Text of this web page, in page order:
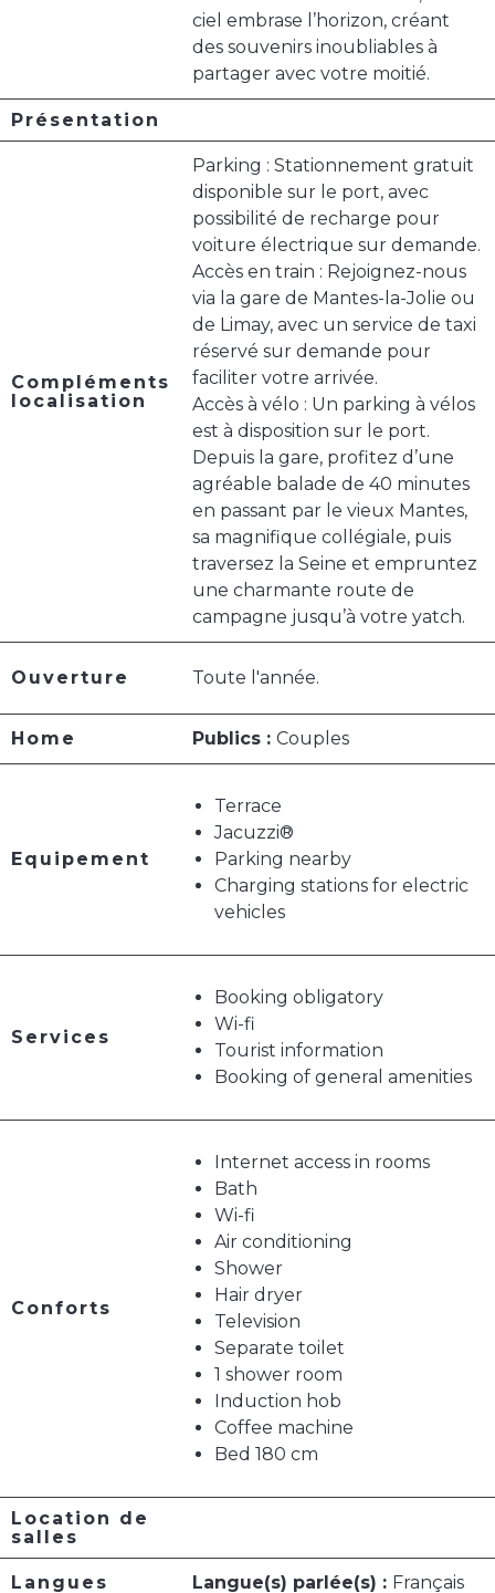
ciel embrase l’horizon, créant
des souvenirs inoubliables à
partager avec votre moitié.
Présentation
Compléments
localisation
Parking : Stationnement gratuit
disponible sur le port, avec
possibilité de recharge pour
voiture électrique sur demande.
Accès en train : Rejoignez-nous
via la gare de Mantes-la-Jolie ou
de Limay, avec un service de taxi
réservé sur demande pour
faciliter votre arrivée.
Accès à vélo : Un parking à vélos
est à disposition sur le port.
Depuis la gare, profitez d’une
agréable balade de 40 minutes
en passant par le vieux Mantes,
sa magnifique collégiale, puis
traversez la Seine et empruntez
une charmante route de
campagne jusqu’à votre yatch.
Ouverture Toute l'année.
Home Publics : Couples
Equipement
Terrace
Jacuzzi®
Parking nearby
Charging stations for electric
vehicles
Services
Booking obligatory
Wi-fi
Tourist information
Booking of general amenities
Conforts
Internet access in rooms
Bath
Wi-fi
Air conditioning
Shower
Hair dryer
Television
Separate toilet
1 shower room
Induction hob
Coffee machine
Bed 180 cm
Location de
salles
Langues Langue(s) parlée(s) : Français